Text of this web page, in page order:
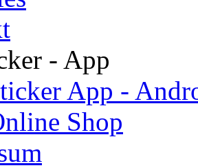
- App
App -
Shop